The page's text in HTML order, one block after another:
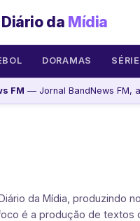
Diário da Mídia
DORAMAS
FM — Jornal BandNews FM,
da Mídia, produzindo
é a produção de textos